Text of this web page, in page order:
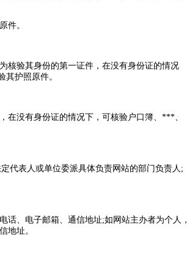
件。
验其身份的第一证件，在没有身份证的情况
护照原件。
没有身份证的情况下，可核验户口簿、***、
表人或单位委派具体负责网站的部门负责人;
、电子邮箱、通信地址;如网站主办者为个人，
地址。